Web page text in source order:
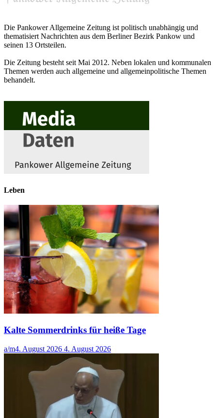
Die Pankower Allgemeine Zeitung ist politisch unabhängig und
thematisiert Nachrichten aus dem Berliner Bezirk Pankow und
seinen 13 Ortsteilen.
Die Zeitung besteht seit Mai 2012. Neben lokalen und kommunalen
Themen werden auch allgemeine und allgemeinpolitische Themen
behandelt.
Leben
Kalte Sommerdrinks für heiße Tage
a/m4. August 2026 4. August 2026